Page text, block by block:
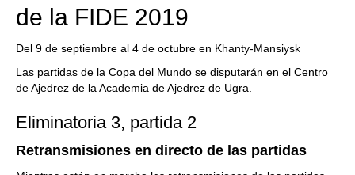
de la FIDE 2019
Del 9 de septiembre al 4 de octubre en Khanty-Mansiysk
Las partidas de la Copa del Mundo se disputarán en el Centro
de Ajedrez de la Academia de Ajedrez de Ugra.
Eliminatoria 3, partida 2
Retransmisiones en directo de las partidas